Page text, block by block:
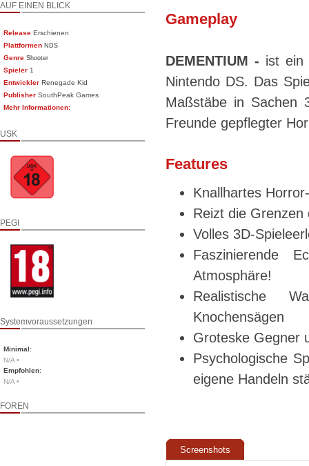
AUF EINEN BLICK
Release Erschienen
Plattformen NDS
Genre Shooter
Spieler 1
Entwickler Renegade Kid
Publisher SouthPeak Games
Mehr Informationen:
USK
PEGI
Systemvoraussetzungen
Minimal:
N/A •
Empfohlen:
N/A •
FOREN
Gameplay
DEMENTIUM - ist ein
Nintendo DS. Das
Maßstäbe in Sachen
Freunde gepflegter
Features
Knallhartes
Reizt die
Volles 3D-
Faszinierende
Atmosphäre!
Realistische
Knochensägen
Groteske Gegner
Psychologische
eigene Handeln
Screenshots